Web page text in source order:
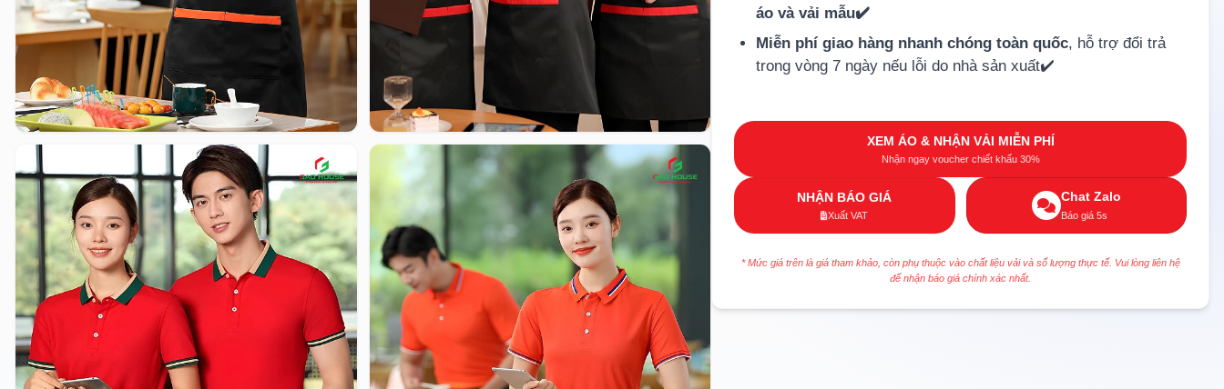
áo và vải mẫu✔️
Miễn phí giao hàng nhanh chóng toàn quốc, hỗ trợ đổi trả
trong vòng 7 ngày nếu lỗi do nhà sản xuất✔️
XEM ÁO & NHẬN VẢI MIỄN PHÍ
Nhận ngay voucher chiết khấu 30%
NHẬN BÁO GIÁ
Xuất VAT
Chat Zalo
Báo giá 5s
* Mức giá trên là giá tham khảo, còn phụ thuộc vào chất liệu vải và số lượng thực tế. Vui lòng liên hệ
để nhận báo giá chính xác nhất.